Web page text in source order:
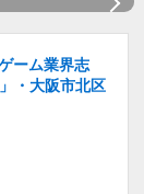
ーム業界志
・大阪市北区